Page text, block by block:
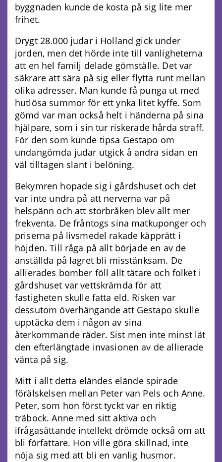
byggnaden kunde de kosta på sig lite mer
frihet.
Drygt 28.000 judar i Holland gick under
jorden, men det hörde inte till vanligheterna
att en hel familj delade gömställe. Det var
säkrare att sära på sig eller flytta runt mellan
olika adresser. Man kunde få punga ut med
hutlösa summor för ett ynka litet kyffe. Som
gömd var man också helt i händerna på sina
hjälpare, som i sin tur riskerade hårda straff.
För den som kunde tipsa Gestapo om
undangömda judar utgick å andra sidan en
väl tilltagen slant i belöning.
Bekymren hopade sig i gårdshuset och det
var inte undra på att nerverna var på
helspänn och att storbråken blev allt mer
frekventa. De fråntogs sina matkuponger och
priserna på livsmedel rakade käpprätt i
höjden. Till råga på allt började en av de
anställda på lagret bli misstänksam. De
allierades bomber föll allt tätare och folket i
gårdshuset var vettskrämda för att
fastigheten skulle fatta eld. Risken var
dessutom överhängande att Gestapo skulle
upptäcka dem i någon av sina
återkommande räder. Sist men inte minst lät
den efterlängtade invasionen av de allierade
vänta på sig.
Mitt i allt detta eländes elände spirade
förälskelsen mellan Peter van Pels och Anne.
Peter, som hon först tyckt var en riktig
träbock. Anne med sitt aktiva och
ifrågasättande intellekt drömde också om att
bli författare. Hon ville göra skillnad, inte
nöja sig med att bli en vanlig husmor.